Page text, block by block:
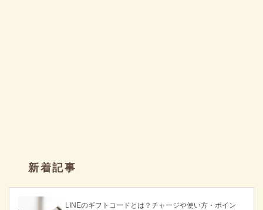
新着記事
LINEのギフトコードとは？チャージや使い方・ポイン